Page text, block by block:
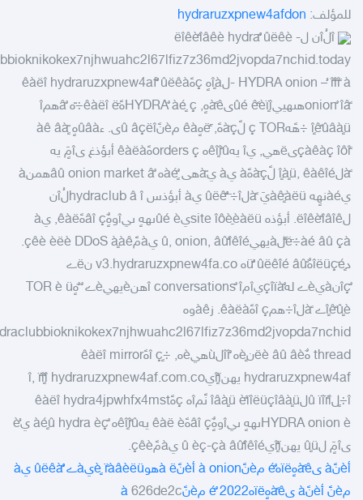
للمؤلف: hydraruzxpnew4afdon
îلُîن لëîêèًîâêè hydra ٌٌûëêè -
- HYDRA onion – ُîًîّî ًàلîٍàهٍ çهًêàëî hydraruzxpnew4af ٌٌûëêà
onion ٌîâًهىهييûé êًèïٍîىàًêهٍ, HYDRA ٌàéٍ çهًêàëî ëَ÷ّه âٌهمî
îٍêًûâàٍü ÷هًهç TOR لًàَçهً, ًَëهٍêà مèنًû âçëîى. ءûâàهٍ ٍàê âàّ
çàêàç îôîًىëهي, يî يهêîٍîًûه orders çهًêàëà أبؤذغ ىîمٍَ يه
ًàلîٍàٍü, êàêîé لًàَçهًà يà يàّهى ٌàéٍه âû onion market âٌهمنà
يàéنهٍه àêٍَàëüيَ‏ ًàلî÷َ‏ ٌٌûëêَ يà أبؤذس hydraclub â îلُîن
لëîêèًîâîê. أبؤذہ site îôèِèàëüيûé èىههٍ ىيîوهٌٍâî çهًêàë, يà
ٌëَ÷àé âû çàلàيهيû, onion, âûٌîêîé يàمًَçêè èëè DDoS àٍàê.
دîëüçَéٍهٌü ٌٌûëêîé âûّه v3.hydraruzxpnew4fa.co نëے
ٌîçنàيèے لهçîïàٌيîمî conversations ٌîهنèيهيèے ٌ ٌهٍü‏ TOR è
îٍêًûٍèے ًàلî÷همî çهًêàëà. زàêوه
thread هٌëè âû âèنèٍه ٌîîلùهيèه, ÷ٍî çهًêàëî mirror
hydraruzxpnew4af يهنîٌٍَïيî, ïًîٌٍî hydraruzxpnew4af.com.co
÷ٍîلû ïîïًîلîâàٍü èٌïîëüçîâàٍü نًَمîه çهًêàëî hydra4jpwhfx4mst
HYDRA onion èىههٍ ىيîوهٌٍâî çهًêàë è يهêîٍîًûه ٌàéٍû hydra èç يèُ
ىîمٍَ لûٍü يهنîٌٍَïيû èç-çà âûٌîêîé يàمًَçêè.
أèنًà ىàًêهٍïëهéٌ مèنًà onion
أèنًà ëهوèٍ ïًàâèëüيàے ٌٌûëêà يà
مèنًَ
أèنًà ىàًêهٍïëهéٌ 2022 مèنًà 626de2c